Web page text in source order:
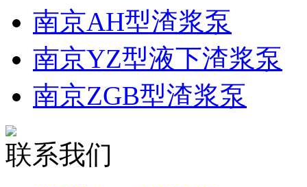
南京AH型渣浆泵
南京YZ型液下渣浆泵
南京ZGB型渣浆泵
联系我们